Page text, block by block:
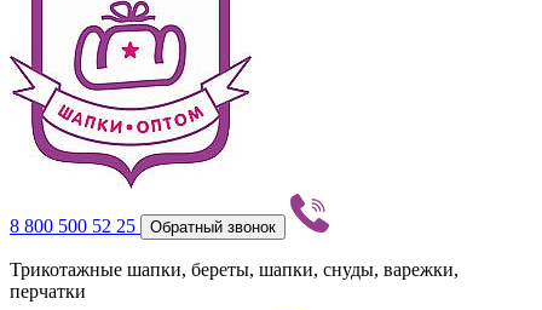
8 800 500 52 25 Обратный звонок
Трикотажные шапки, береты, шапки, снуды, варежки,
перчатки